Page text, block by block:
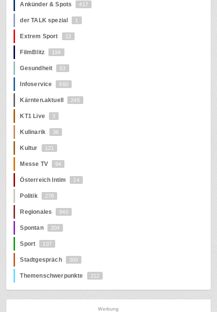
Ankünder & Spots 417
der TALK spezial 1
Extrem Sport 22
FilmBlitz 194
Gesundheit 63
Infoservice 560
Kärnten.aktuell 245
KT1 Live 3
Kulinarik 36
Kultur 121
Messe TV 94
Österreich Intim 14
Politik 278
Regionales 940
Spontan 204
Sport 107
Stadtgespräch 300
Themenschwerpunkte 212
Werbung